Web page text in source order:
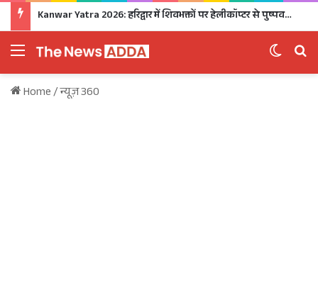
Kanwar Yatra 2026: हरिद्वार में शिवभक्तों पर हेलीकॉप्टर से पुष्पवर्षा, CM धामी ने धोए कांवड़ियों के चरण, अपने हाथों से परोसा भोजन
Menu
Home/न्यूज़ 360